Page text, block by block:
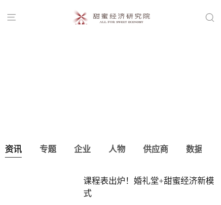
 
资讯 专题 企业 人物 供应商 数据
课程表出炉！婚礼堂+甜蜜经济新模
式